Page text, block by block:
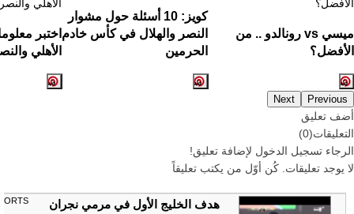
ميسي vs رونالدو .. من
الأفضل؟
كويز: 10 أسئلة حول مشوار
النصر والهلال في كأس خادم
الحرمين
اختبر
الأهلي
Previous
Next
أضف تعليق
التعليقات(
0
)
الرجاء تسجيل الدخول لإضافة تعليق!
لا يوجد تعليقات. كُن أوّل من يكتب تعليقاً
هدف الخليج الأول في مرمي نجران